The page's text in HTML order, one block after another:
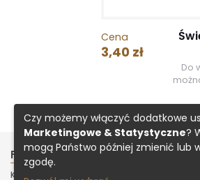
Cena
3,40 zł
Do
FIRMA
KONTAKT
INNE
Czy możemy włączyć dodatkowe
Marketingowe & Statystyczne?
mogą Państwo później zmienić lub
zgodę.